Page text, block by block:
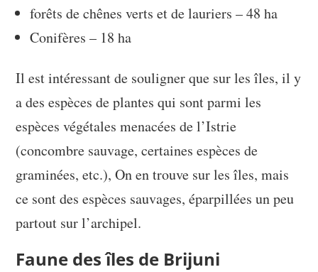
forêts de chênes verts et de lauriers – 48 ha
Conifères – 18 ha
Il est intéressant de souligner que sur les îles, il y
a des espèces de plantes qui sont parmi les
espèces végétales menacées de l’Istrie
(concombre sauvage, certaines espèces de
graminées, etc.), On en trouve sur les îles, mais
ce sont des espèces sauvages, éparpillées un peu
partout sur l’archipel.
Faune des îles de Brijuni